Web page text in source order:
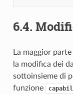
6.4.
La maggior
la modifica dei
sottoinsieme di
funzione